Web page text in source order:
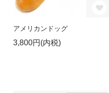
アメリカンドッグ
3,800円(内税)